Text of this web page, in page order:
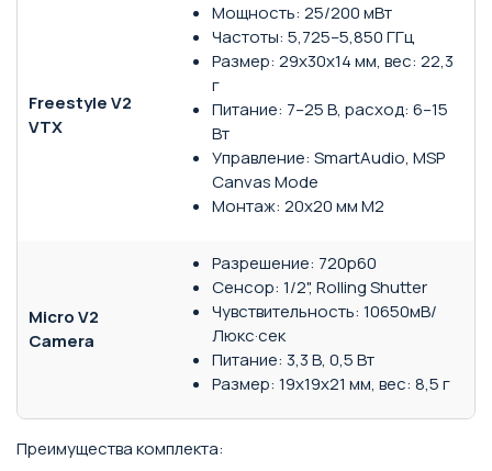
Freestyle V2
VTX
Мощность: 25/200 мВт
Частоты: 5,725–5,850 ГГц
Размер: 29x30x14 мм, вес: 22,3
г
Питание: 7–25 В, расход: 6–15
Вт
Управление: SmartAudio, MSP
Canvas Mode
Монтаж: 20х20 мм M2
Micro V2
Camera
Разрешение: 720p60
Сенсор: 1/2", Rolling Shutter
Чувствительность: 10650мВ/
Люкс·сек
Питание: 3,3 В, 0,5 Вт
Размер: 19x19x21 мм, вес: 8,5 г
Преимущества комплекта: